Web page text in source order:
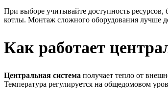
При выборе учитывайте доступность
котлы. Монтаж сложного оборудования лучше
Как работает
Центральная система получает тепло от
Температура регулируется на общедомовом